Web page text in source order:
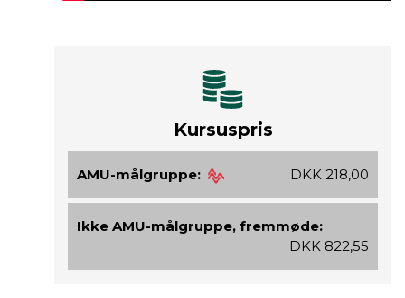
Kursuspris
AMU-målgruppe: DKK 218,00
Ikke AMU-målgruppe, fremmøde:
DKK 822,55